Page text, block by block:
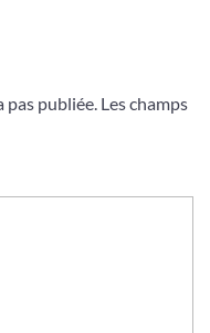
pas publiée. Les champs